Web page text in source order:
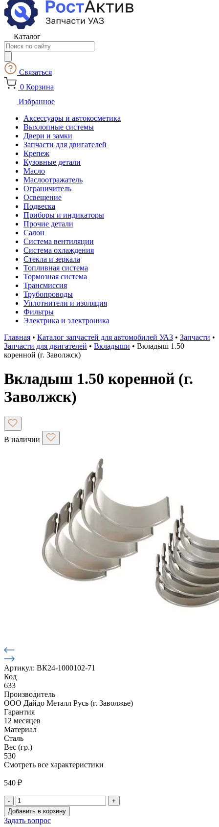
Каталог
Поиск
товаров
Связаться
0 Корзина
Избранное
Аксессуары и автокосметика
Выхлопные системы
Двери и замки
Запчасти для двигателей
Крепеж
Кузовные детали
Масло
Маслоотражатель
Ограничитель
Освещение
Подвеска
Приборы и индикаторы
Прочие детали
Салон
Система вентиляции
Система охлаждения
Стекла и зеркала
Топливная система
Тормозная система
Трансмиссия
Трубопроводы
Уплотнители и изоляция
Фильтры
Электрика и электроника
Главная • Каталог запчастей для автомобилей УАЗ • Запчасти •
Запчасти для двигателей • Вкладыши • Вкладыш 1.50
коренной (г. Заволжск)
Вкладыш 1.50 коренной (г.
Заволжск)
В наличии
Артикул: ВК24-1000102-71
Код
633
Производитель
ООО Дайдо Металл Русь (г. Заволжье)
Гарантия
12 месяцев
Материал
Сталь
Вес (гр.)
530
Смотреть все характеристики
540 ₽
- +
Количество
товара
Добавить в корзину
Задать вопрос